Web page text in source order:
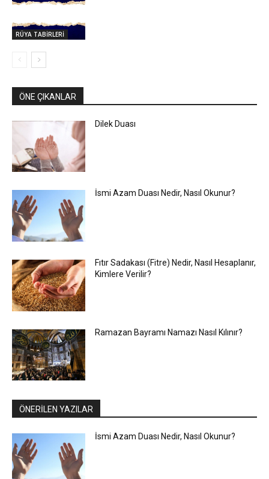
RÜYA TABİRLERİ
ÖNE ÇIKANLAR
Dilek Duası
İsmi Azam Duası Nedir, Nasıl Okunur?
Fıtır Sadakası (Fitre) Nedir, Nasıl Hesaplanır,
Kimlere Verilir?
Ramazan Bayramı Namazı Nasıl Kılınır?
ÖNERİLEN YAZILAR
İsmi Azam Duası Nedir, Nasıl Okunur?